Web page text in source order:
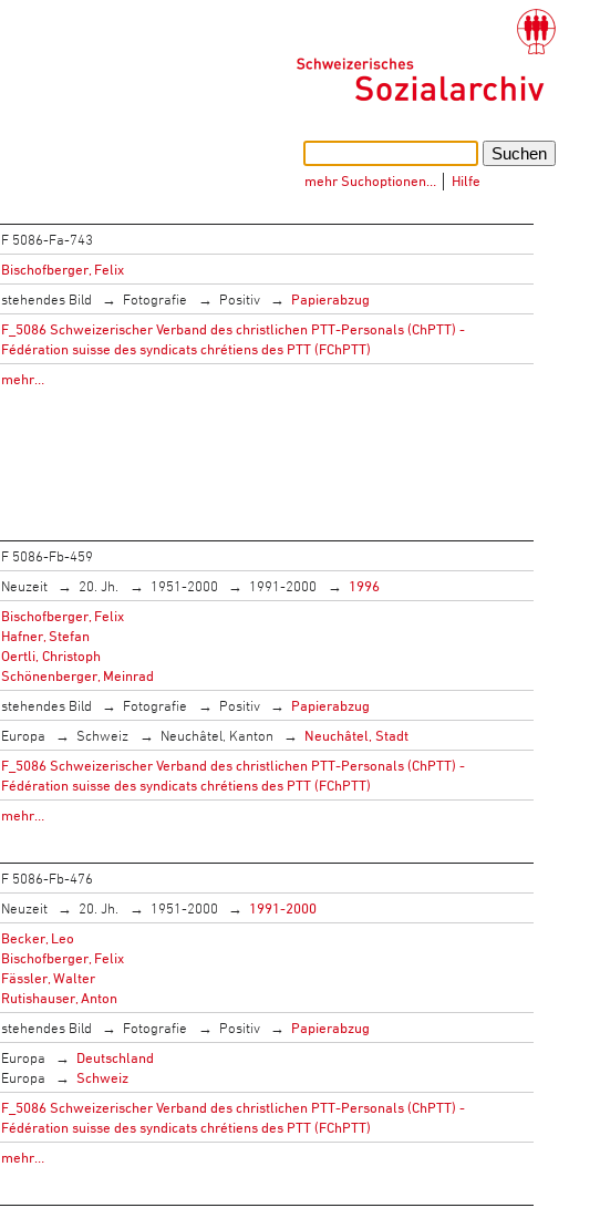
mehr Suchoptionen… Hilfe
F 5086-Fa-743
Bischofberger, Felix
stehendes Bild Fotografie Positiv
Papierabzug
F_5086 Schweizerischer Verband des christlichen PTT-Personals (ChPTT) -
Fédération suisse des syndicats chrétiens des PTT (FChPTT)
mehr…
F 5086-Fb-459
Neuzeit 20. Jh. 1951-2000 1991-2000
1996
Bischofberger, Felix
Hafner, Stefan
Oertli, Christoph
Schönenberger, Meinrad
stehendes Bild Fotografie Positiv
Papierabzug
Europa Schweiz Neuchâtel, Kanton
Neuchâtel, Stadt
F_5086 Schweizerischer Verband des christlichen PTT-Personals (ChPTT) -
Fédération suisse des syndicats chrétiens des PTT (FChPTT)
mehr…
F 5086-Fb-476
Neuzeit 20. Jh. 1951-2000
1991-2000
Becker, Leo
Bischofberger, Felix
Fässler, Walter
Rutishauser, Anton
stehendes Bild Fotografie Positiv
Papierabzug
Europa
Deutschland
Europa
Schweiz
F_5086 Schweizerischer Verband des christlichen PTT-Personals (ChPTT) -
Fédération suisse des syndicats chrétiens des PTT (FChPTT)
mehr…